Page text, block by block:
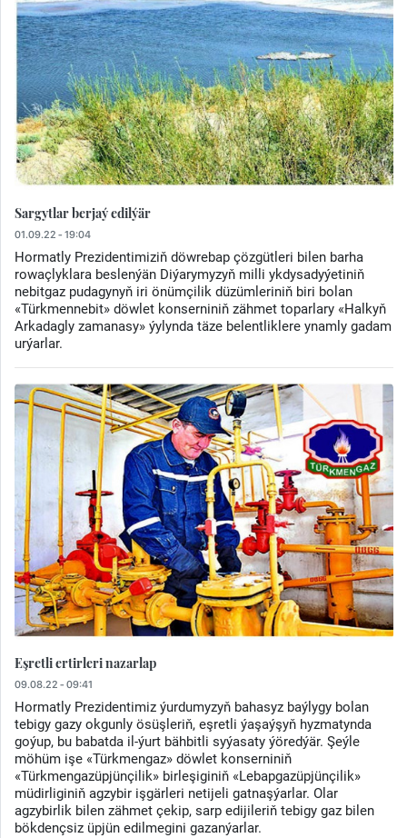
Sargytlar berjaý edilýär
01.09.22 - 19:04
Hormatly Prezidentimiziň döwrebap çözgütleri bilen barha
rowaçlyklara beslenýän Diýarymyzyň milli ykdysadyýetiniň
nebitgaz pudagynyň iri önümçilik düzümleriniň biri bolan
«Türkmennebit» döwlet konserniniň zähmet toparlary «Halkyň
Arkadagly zamanasy» ýylynda täze belentliklere ynamly gadam
urýarlar.
Eşretli ertirleri nazarlap
09.08.22 - 09:41
Hormatly Prezidentimiz ýurdumyzyň bahasyz baýlygy bolan
tebigy gazy okgunly ösüşleriň, eşretli ýaşaýşyň hyzmatynda
goýup, bu babatda il-ýurt bähbitli syýasaty ýöredýär. Şeýle
möhüm işe «Türkmengaz» döwlet konserniniň
«Türkmengazüpjünçilik» birleşiginiň «Lebapgazüpjünçilik»
müdirliginiň agzybir işgärleri netijeli gatnaşýarlar. Olar
agzybirlik bilen zähmet çekip, sarp edijileriň tebigy gaz bilen
bökdençsiz üpjün edilmegini gazanýarlar.